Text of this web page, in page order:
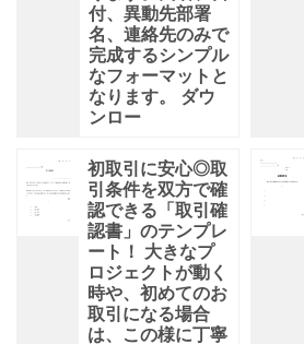
付、異動先部署
名、連絡先のみで
完成するシンプル
なフォーマットと
なります。 ダウ
ンロー
初取引に安心◎取
引条件を双方で確
認できる「取引確
認書」のテンプレ
ート！ 大きなプ
ロジェクトが動く
時や、初めてのお
取引になる場合
は、この様に丁寧